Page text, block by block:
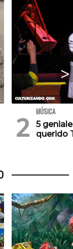
MÚSICA
5
querido